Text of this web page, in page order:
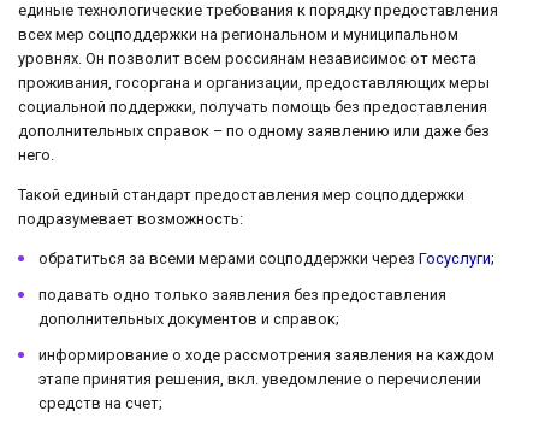
единые технологические требования к порядку предоставления
всех мер соцподдержки на региональном и муниципальном
уровнях. Он позволит всем россиянам независимос от места
проживания, госоргана и организации, предоставляющих меры
социальной поддержки, получать помощь без предоставления
дополнительных справок – по одному заявлению или даже без
него.
Такой единый стандарт предоставления мер соцподдержки
подразумевает возможность:
обратиться за всеми мерами соцподдержки через Госуслуги;
подавать одно только заявления без предоставления
дополнительных документов и справок;
информирование о ходе рассмотрения заявления на каждом
этапе принятия решения, вкл. уведомление о перечислении
средств на счет;